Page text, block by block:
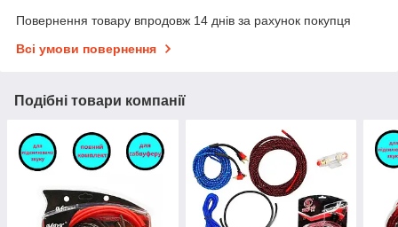
Повернення товару впродовж 14 днів за рахунок покупця
Всі умови повернення
Подібні товари компанії